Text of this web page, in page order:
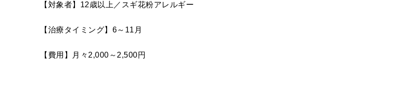
【対象者】 12歳以上／スギ花粉アレルギー
【治療タイミング】6～11月
【費用】月々2,000 ～2,500円